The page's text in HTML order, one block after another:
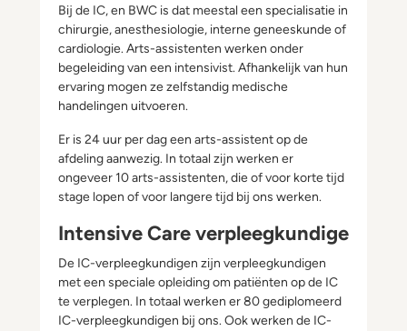
Bij de IC, en BWC is dat meestal een specialisatie in
chirurgie, anesthesiologie, interne geneeskunde of
cardiologie. Arts-assistenten werken onder
begeleiding van een intensivist. Afhankelijk van hun
ervaring mogen ze zelfstandig medische
handelingen uitvoeren.
Er is 24 uur per dag een arts-assistent op de
afdeling aanwezig. In totaal zijn werken er
ongeveer 10 arts-assistenten, die of voor korte tijd
stage lopen of voor langere tijd bij ons werken.
Intensive Care verpleegkundige
De IC-verpleegkundigen zijn verpleegkundigen
met een speciale opleiding om patiënten op de IC
te verplegen. In totaal werken er 80 gediplomeerd
IC-verpleegkundigen bij ons. Ook werken de IC-